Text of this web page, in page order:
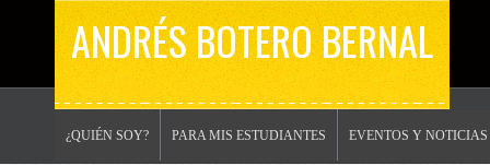
ANDRÉS BOTERO BERNAL
¿QUIÉN SOY? PARA MIS ESTUDIANTES EVENTOS Y NOTICIAS